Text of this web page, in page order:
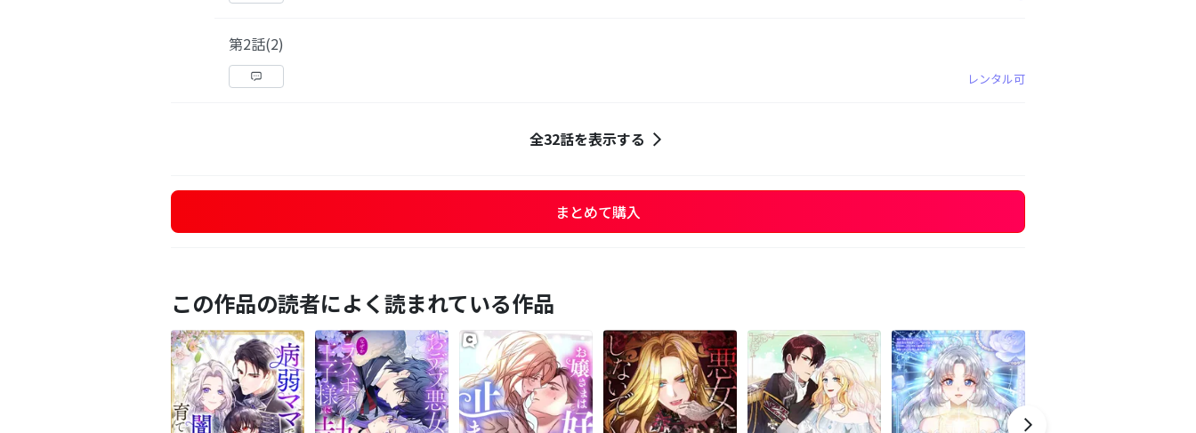
第2話(2)
レンタル可
全32話を表示する
まとめて購入
この作品の読者によく読まれている作品